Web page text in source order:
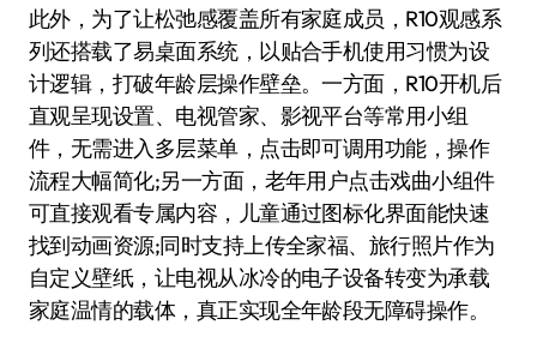
此外，为了让松弛感覆盖所有家庭成员，R10观感系
列还搭载了易桌面系统，以贴合手机使用习惯为设
计逻辑，打破年龄层操作壁垒。一方面，R10开机后
直观呈现设置、电视管家、影视平台等常用小组
件，无需进入多层菜单，点击即可调用功能，操作
流程大幅简化;另一方面，老年用户点击戏曲小组件
可直接观看专属内容，儿童通过图标化界面能快速
找到动画资源;同时支持上传全家福、旅行照片作为
自定义壁纸，让电视从冰冷的电子设备转变为承载
家庭温情的载体，真正实现全年龄段无障碍操作。